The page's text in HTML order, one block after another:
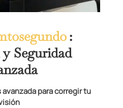
:
Seguridad
para corregir tu